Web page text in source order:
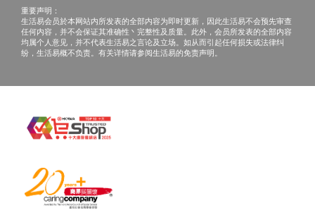
肝功能
白蛋白
碱性磷酸酶
总胆红素
丙种谷氨转酶
钾
钠
查询：
如客户有其他查询，请致电2711 5222 与本院门诊部
职员联络或致电31518813 / Whatsapp 52834117联络
重要声明：
生活易会员於本网站内所发表的全部内容为即时更新，因此生活易不会预先审查
任何内容，并不会保证其准确性丶完整性及质量。此外，会员所发表的全部内容
均属个人意见，并不代表生活易之言论及立场。如从而引起任何损失或法律纠
纷，生活易概不负责。有关详情请参阅生活易的免责声明。